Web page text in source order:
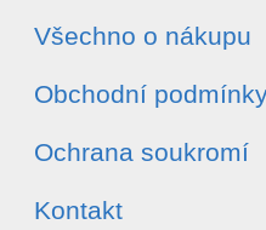
Všechno o nákupu
Obchodní
Ochrana soukromí
Kontakt